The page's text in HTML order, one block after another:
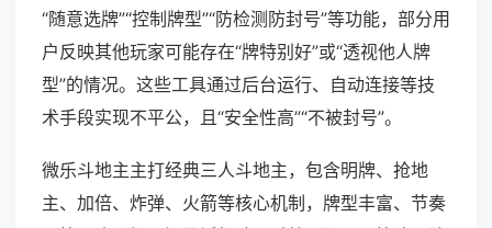
“随意选牌”“控制牌型”“防检测防封号”等功能，部分用
户反映其他玩家可能存在“牌特别好”或“透视他人牌
型”的情况。这些工具通过后台运行、自动连接等技
术手段实现不平公，且“安全性高”“不被封号”。
微乐斗地主主打经典三人斗地主，包含明牌、抢地
主、加倍、炸弹、火箭等核心机制，牌型丰富、节奏